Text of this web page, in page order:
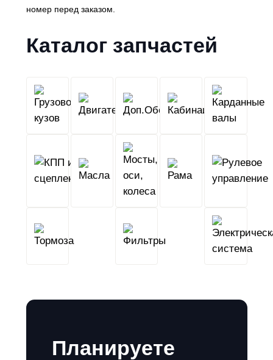
номер перед заказом.
Каталог запчастей
Грузовой
кузов
Двигатель Кабина
КПП
оси,
Рама
Тормоза Фильтры
Планируете